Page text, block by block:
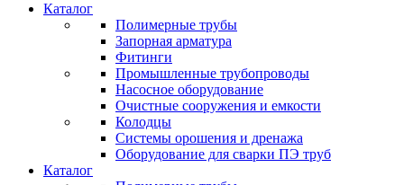
Каталог
Полимерные трубы
Запорная арматура
Фитинги
Промышленные трубопроводы
Насосное оборудование
Очистные сооружения и емкости
Колодцы
Системы орошения и дренажа
Оборудование для сварки ПЭ труб
Каталог